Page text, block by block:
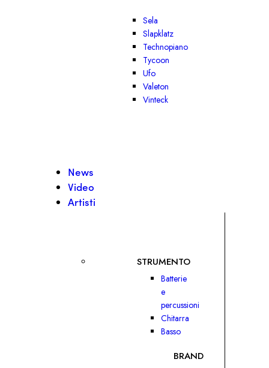
Sela
Slapklatz
Technopiano
Tycoon
Ufo
Valeton
Vinteck
News
Video
Artisti
STRUMENTO
Batterie
e
percussioni
Chitarra
Basso
BRAND